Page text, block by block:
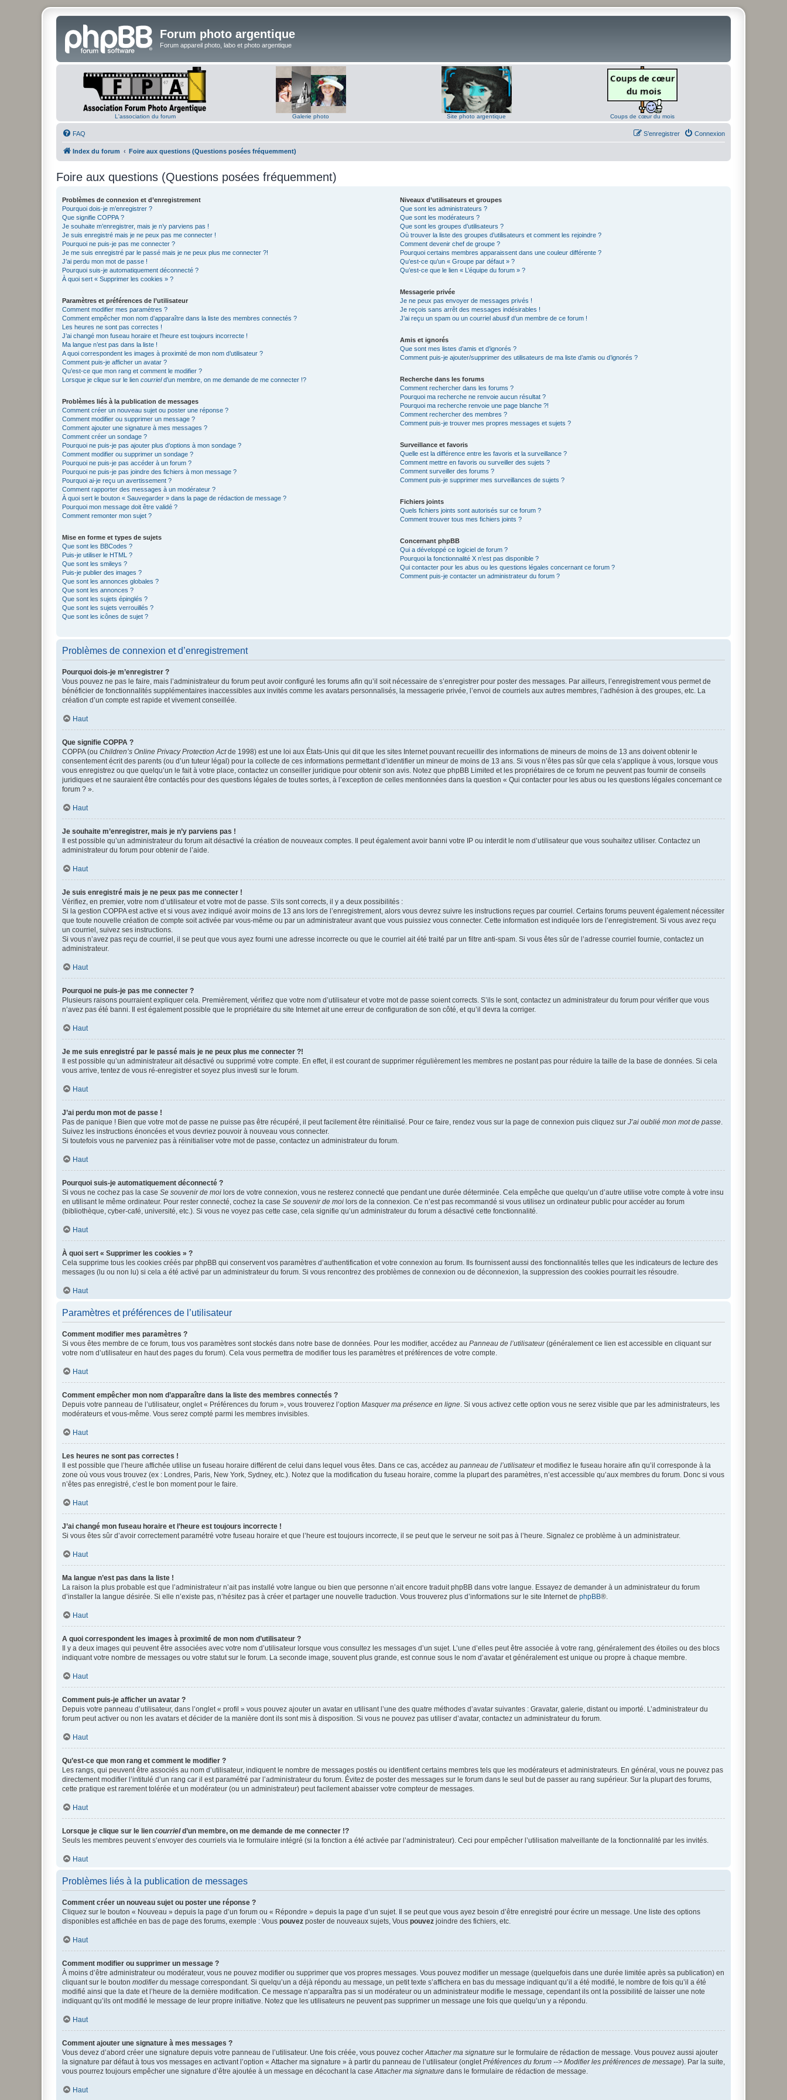
Forum photo argentique
Forum appareil photo, labo et photo argentique
L'association du forum Galerie photo Site photo argentique Coups de cœur du mois
FAQ Connexion
S’enregistrer
Index du forum Foire aux questions (Questions posées fréquemment)
Foire aux questions (Questions posées fréquemment)
Problèmes de connexion et d’enregistrement
Pourquoi dois-je m’enregistrer ?
Que signifie COPPA ?
Je souhaite m’enregistrer, mais je n’y parviens pas !
Je suis enregistré mais je ne peux pas me connecter !
Pourquoi ne puis-je pas me connecter ?
Je me suis enregistré par le passé mais je ne peux plus me connecter ?!
J’ai perdu mon mot de passe !
Pourquoi suis-je automatiquement déconnecté ?
À quoi sert « Supprimer les cookies » ?
Paramètres et préférences de l’utilisateur
Comment modifier mes paramètres ?
Comment empêcher mon nom d’apparaître dans la liste des membres connectés ?
Les heures ne sont pas correctes !
J’ai changé mon fuseau horaire et l’heure est toujours incorrecte !
Ma langue n’est pas dans la liste !
A quoi correspondent les images à proximité de mon nom d’utilisateur ?
Comment puis-je afficher un avatar ?
Qu’est-ce que mon rang et comment le modifier ?
Lorsque je clique sur le lien courrield’un membre, on me demande de me connecter !?
Problèmes liés à la publication de messages
Comment créer un nouveau sujet ou poster une réponse ?
Comment modifier ou supprimer un message ?
Comment ajouter une signature à mes messages ?
Comment créer un sondage ?
Pourquoi ne puis-je pas ajouter plus d’options à mon sondage ?
Comment modifier ou supprimer un sondage ?
Pourquoi ne puis-je pas accéder à un forum ?
Pourquoi ne puis-je pas joindre des fichiers à mon message ?
Pourquoi ai-je reçu un avertissement ?
Comment rapporter des messages à un modérateur ?
À quoi sert le bouton « Sauvegarder » dans la page de rédaction de message ?
Pourquoi mon message doit être validé ?
Comment remonter mon sujet ?
Mise en forme et types de sujets
Que sont les BBCodes ?
Puis-je utiliser le HTML ?
Que sont les smileys ?
Puis-je publier des images ?
Que sont les annonces globales ?
Que sont les annonces ?
Que sont les sujets épinglés ?
Que sont les sujets verrouillés ?
Que sont les icônes de sujet ?
Niveaux d’utilisateurs et groupes
Que sont les administrateurs ?
Que sont les modérateurs ?
Que sont les groupes d’utilisateurs ?
Où trouver la liste des groupes d’utilisateurs et comment les rejoindre ?
Comment devenir chef de groupe ?
Pourquoi certains membres apparaissent dans une couleur différente ?
Qu’est-ce qu’un « Groupe par défaut » ?
Qu’est-ce que le lien « L’équipe du forum » ?
Messagerie privée
Je ne peux pas envoyer de messages privés !
Je reçois sans arrêt des messages indésirables !
J’ai reçu un spam ou un courriel abusif d’un membre de ce forum !
Amis et ignorés
Que sont mes listes d’amis et d’ignorés ?
Comment puis-je ajouter/supprimer des utilisateurs de ma liste d’amis ou d’ignorés ?
Recherche dans les forums
Comment rechercher dans les forums ?
Pourquoi ma recherche ne renvoie aucun résultat ?
Pourquoi ma recherche renvoie une page blanche ?!
Comment rechercher des membres ?
Comment puis-je trouver mes propres messages et sujets ?
Surveillance et favoris
Quelle est la différence entre les favoris et la surveillance ?
Comment mettre en favoris ou surveiller des sujets ?
Comment surveiller des forums ?
Comment puis-je supprimer mes surveillances de sujets ?
Fichiers joints
Quels fichiers joints sont autorisés sur ce forum ?
Comment trouver tous mes fichiers joints ?
Concernant phpBB
Qui a développé ce logiciel de forum ?
Pourquoi la fonctionnalité X n’est pas disponible ?
Qui contacter pour les abus ou les questions légales concernant ce forum ?
Comment puis-je contacter un administrateur du forum ?
Problèmes de connexion et d’enregistrement
Pourquoi dois-je m’enregistrer ?
Vous pouvez ne pas le faire, mais l’administrateur du forum peut avoir configuré les forums afin qu’il soit nécessaire de s’enregistrer pour poster des messages. Par ailleurs, l’enregistrement vous permet de
bénéficier de fonctionnalités supplémentaires inaccessibles aux invités comme les avatars personnalisés, la messagerie privée, l’envoi de courriels aux autres membres, l’adhésion à des groupes, etc. La
création d’un compte est rapide et vivement conseillée.
Haut
Que signifie COPPA ?
COPPA (ou Children’s Online Privacy Protection Actde 1998) est une loi aux États-Unis qui dit que les sites Internet pouvant recueillir des informations de mineurs de moins de 13 ans doivent obtenir le
consentement écrit des parents (ou d’un tuteur légal) pour la collecte de ces informations permettant d’identifier un mineur de moins de 13 ans. Si vous n’êtes pas sûr que cela s’applique à vous, lorsque vous
vous enregistrez ou que quelqu’un le fait à votre place, contactez un conseiller juridique pour obtenir son avis. Notez que phpBB Limited et les propriétaires de ce forum ne peuvent pas fournir de conseils
juridiques et ne sauraient être contactés pour des questions légales de toutes sortes, à l’exception de celles mentionnées dans la question « Qui contacter pour les abus ou les questions légales concernant ce
forum ? ».
Haut
Je souhaite m’enregistrer, mais je n’y parviens pas !
Il est possible qu’un administrateur du forum ait désactivé la création de nouveaux comptes. Il peut également avoir banni votre IP ou interdit le nom d’utilisateur que vous souhaitez utiliser. Contactez un
administrateur du forum pour obtenir de l’aide.
Haut
Je suis enregistré mais je ne peux pas me connecter !
Vérifiez, en premier, votre nom d’utilisateur et votre mot de passe. S’ils sont corrects, il y a deux possibilités :
Si la gestion COPPA est active et si vous avez indiqué avoir moins de 13 ans lors de l’enregistrement, alors vous devrez suivre les instructions reçues par courriel. Certains forums peuvent également nécessiter
que toute nouvelle création de compte soit activée par vous-même ou par un administrateur avant que vous puissiez vous connecter. Cette information est indiquée lors de l’enregistrement. Si vous avez reçu
un courriel, suivez ses instructions.
Si vous n’avez pas reçu de courriel, il se peut que vous ayez fourni une adresse incorrecte ou que le courriel ait été traité par un filtre anti-spam. Si vous êtes sûr de l’adresse courriel fournie, contactez un
administrateur.
Haut
Pourquoi ne puis-je pas me connecter ?
Plusieurs raisons pourraient expliquer cela. Premièrement, vérifiez que votre nom d’utilisateur et votre mot de passe soient corrects. S’ils le sont, contactez un administrateur du forum pour vérifier que vous
n’avez pas été banni. Il est également possible que le propriétaire du site Internet ait une erreur de configuration de son côté, et qu’il devra la corriger.
Haut
Je me suis enregistré par le passé mais je ne peux plus me connecter ?!
Il est possible qu’un administrateur ait désactivé ou supprimé votre compte. En effet, il est courant de supprimer régulièrement les membres ne postant pas pour réduire la taille de la base de données. Si cela
vous arrive, tentez de vous ré-enregistrer et soyez plus investi sur le forum.
Haut
J’ai perdu mon mot de passe !
Pas de panique ! Bien que votre mot de passe ne puisse pas être récupéré, il peut facilement être réinitialisé. Pour ce faire, rendez vous sur la page de connexion puis cliquez sur J’ai oublié mon mot de passe
Suivez les instructions énoncées et vous devriez pouvoir à nouveau vous connecter.
Si toutefois vous ne parveniez pas à réinitialiser votre mot de passe, contactez un administrateur du forum.
Haut
Pourquoi suis-je automatiquement déconnecté ?
Si vous ne cochez pas la case Se souvenir de moi lors de votre connexion, vous ne resterez connecté que pendant une durée déterminée. Cela empêche que quelqu’un d’autre utilise votre compte à votre insu
en utilisant le même ordinateur. Pour rester connecté, cochez la case Se souvenir de moi lors de la connexion. Ce n’est pas recommandé si vous utilisez un ordinateur public pour accéder au forum
(bibliothèque, cyber-café, université, etc.). Si vous ne voyez pas cette case, cela signifie qu’un administrateur du forum a désactivé cette fonctionnalité.
Haut
À quoi sert « Supprimer les cookies » ?
Cela supprime tous les cookies créés par phpBB qui conservent vos paramètres d’authentification et votre connexion au forum. Ils fournissent aussi des fonctionnalités telles que les indicateurs de lecture des
messages (lu ou non lu) si cela a été activé par un administrateur du forum. Si vous rencontrez des problèmes de connexion ou de déconnexion, la suppression des cookies pourrait les résoudre.
Haut
Paramètres et préférences de l’utilisateur
Comment modifier mes paramètres ?
Si vous êtes membre de ce forum, tous vos paramètres sont stockés dans notre base de données. Pour les modifier, accédez au Panneau de l’utilisateur(généralement ce lien est accessible en cliquant sur
votre nom d’utilisateur en haut des pages du forum). Cela vous permettra de modifier tous les paramètres et préférences de votre compte.
Haut
Comment empêcher mon nom d’apparaître dans la liste des membres connectés ?
Depuis votre panneau de l’utilisateur, onglet « Préférences du forum », vous trouverez l’option Masquer ma présence en ligne . Si vous activez cette option vous ne serez visible que par les administrateurs, les
modérateurs et vous-même. Vous serez compté parmi les membres invisibles.
Haut
Les heures ne sont pas correctes !
Il est possible que l’heure affichée utilise un fuseau horaire différent de celui dans lequel vous êtes. Dans ce cas, accédez au panneau de l’utilisateuret modifiez le fuseau horaire afin qu’il corresponde à la
zone où vous vous trouvez (ex : Londres, Paris, New York, Sydney, etc.). Notez que la modification du fuseau horaire, comme la plupart des paramètres, n’est accessible qu’aux membres du forum. Donc si vous
n’êtes pas enregistré, c’est le bon moment pour le faire.
Haut
J’ai changé mon fuseau horaire et l’heure est toujours incorrecte !
Si vous êtes sûr d’avoir correctement paramétré votre fuseau horaire et que l’heure est toujours incorrecte, il se peut que le serveur ne soit pas à l’heure. Signalez ce problème à un administrateur.
Haut
Ma langue n’est pas dans la liste !
La raison la plus probable est que l’administrateur n’ait pas installé votre langue ou bien que personne n’ait encore traduit phpBB dans votre langue. Essayez de demander à un administrateur du forum
d’installer la langue désirée. Si elle n’existe pas, n’hésitez pas à créer et partager une nouvelle traduction. Vous trouverez plus d’informations sur le site Internet de phpBB®.
Haut
A quoi correspondent les images à proximité de mon nom d’utilisateur ?
Il y a deux images qui peuvent être associées avec votre nom d’utilisateur lorsque vous consultez les messages d’un sujet. L’une d’elles peut être associée à votre rang, généralement des étoiles ou des blocs
indiquant votre nombre de messages ou votre statut sur le forum. La seconde image, souvent plus grande, est connue sous le nom d’avatar et généralement est unique ou propre à chaque membre.
Haut
Comment puis-je afficher un avatar ?
Depuis votre panneau d’utilisateur, dans l’onglet « profil » vous pouvez ajouter un avatar en utilisant l’une des quatre méthodes d’avatar suivantes : Gravatar, galerie, distant ou importé. L’administrateur du
forum peut activer ou non les avatars et décider de la manière dont ils sont mis à disposition. Si vous ne pouvez pas utiliser d’avatar, contactez un administrateur du forum.
Haut
Qu’est-ce que mon rang et comment le modifier ?
Les rangs, qui peuvent être associés au nom d’utilisateur, indiquent le nombre de messages postés ou identifient certains membres tels que les modérateurs et administrateurs. En général, vous ne pouvez pas
directement modifier l’intitulé d’un rang car il est paramétré par l’administrateur du forum. Évitez de poster des messages sur le forum dans le seul but de passer au rang supérieur. Sur la plupart des forums,
cette pratique est rarement tolérée et un modérateur (ou un administrateur) peut facilement abaisser votre compteur de messages.
Haut
Lorsque je clique sur le lien courrield’un membre, on me demande de me connecter !?
Seuls les membres peuvent s’envoyer des courriels via le formulaire intégré (si la fonction a été activée par l’administrateur). Ceci pour empêcher l’utilisation malveillante de la fonctionnalité par les invités.
Haut
Problèmes liés à la publication de messages
Comment créer un nouveau sujet ou poster une réponse ?
Cliquez sur le bouton « Nouveau » depuis la page d’un forum ou « Répondre » depuis la page d’un sujet. Il se peut que vous ayez besoin d’être enregistré pour écrire un message. Une liste des options
disponibles est affichée en bas de page des forums, exemple : Vous pouvez poster de nouveaux sujets, Vous pouvez joindre des fichiers, etc.
Haut
Comment modifier ou supprimer un message ?
À moins d’être administrateur ou modérateur, vous ne pouvez modifier ou supprimer que vos propres messages. Vous pouvez modifier un message (quelquefois dans une durée limitée après sa publication) en
cliquant sur le bouton modifierdu message correspondant. Si quelqu’un a déjà répondu au message, un petit texte s’affichera en bas du message indiquant qu’il a été modifié, le nombre de fois qu’il a été
modifié ainsi que la date et l’heure de la dernière modification. Ce message n’apparaîtra pas si un modérateur ou un administrateur modifie le message, cependant ils ont la possibilité de laisser une note
indiquant qu’ils ont modifié le message de leur propre initiative. Notez que les utilisateurs ne peuvent pas supprimer un message une fois que quelqu’un y a répondu.
Haut
Comment ajouter une signature à mes messages ?
Vous devez d’abord créer une signature depuis votre panneau de l’utilisateur. Une fois créée, vous pouvez cocher Attacher ma signature sur le formulaire de rédaction de message. Vous pouvez aussi ajouter
la signature par défaut à tous vos messages en activant l’option « Attacher ma signature » à partir du panneau de l’utilisateur (onglet Préférences du forum --> Modifier les préférences de message). Par la suite,
vous pourrez toujours empêcher une signature d’être ajoutée à un message en décochant la case Attacher ma signature dans le formulaire de rédaction de message.
Haut